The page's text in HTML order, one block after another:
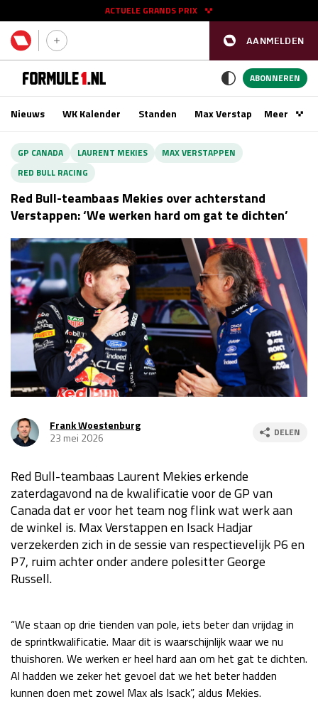
AANMELDEN
ACTUELE GRANDS PRIX
11 - 13 sep
Race
zo 15:00 - 17:00
GP AZERBEIDZJAN 2026 24 - 26 sep
Kwalificatie
vr 14:00 - 15:00
Race
za 13:00 - 15:00
GP SINGAPORE 2026 09 - 11 okt
Kwalificatie
za 15:00 - 16:00
Race
zo 14:00 - 16:00
GP VERENIGDE STATEN 2026 23 - 25 okt
Race
zo 21:00 - 23:00
GP MEXICO 2026 30 okt - 01 nov
Kwalificatie
za 22:00 - 23:00
Race
zo 21:00 - 23:00
GP SÃO PAULO 2026 06 - 08 nov
Kwalificatie
za 19:00 - 20:00
Race
zo 18:00 - 20:00
Kwalificatie
za 05:00 - 06:00
GP ABU DHABI 2026 04 - 06 dec
ABONNEREN
Nieuws WK Kalender Standen Max VerstappenMeer
GP CANADA LAURENT MEKIES
MAX VERSTAPPEN
RED BULL RACING
Red Bull-teambaas Mekies over achterstand
Verstappen: ‘We werken hard om gat te dichten’
Frank Woestenburg
23 mei 2026
DELEN
Red Bull-teambaas Laurent Mekies erkende
zaterdagavond na de kwalificatie voor de GP van
Canada dat er voor het team nog flink wat werk aan
de winkel is. Max Verstappen en Isack Hadjar
verzekerden zich in de sessie van respectievelijk P6 en
P7, ruim achter onder andere polesitter George
Russell.
“We staan op drie tienden van pole, iets beter dan vrijdag in
de sprintkwalificatie. Maar dit is waarschijnlijk waar we nu
thuishoren. We werken er heel hard aan om het gat te dichten.
Al hadden we zeker het gevoel dat we het beter hadden
kunnen doen met zowel Max als Isack”, aldus Mekies.